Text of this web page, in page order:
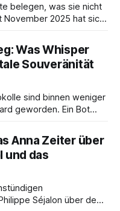
belegen, was sie nicht
sondern
gibt inzwischen genug
statt
Was Whisper
Souveränität
sind binnen weniger
geworden. Ein Bot
Aufgabenliste. Das
es und unter
Anna Zeiter über
und das
Séjalon über den